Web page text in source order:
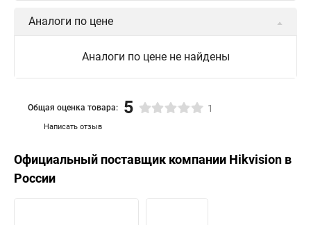
Аналоги по цене
Аналоги по цене не найдены
Написать отзыв
Общая оценка товара: 5 1
Официальный поставщик компании Hikvision в
России